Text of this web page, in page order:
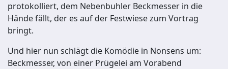
protokolliert, dem Nebenbuhler Beckmesser in die
Hände fällt, der es auf der Festwiese zum Vortrag
bringt.
Und hier nun schlägt die Komödie in Nonsens um:
Beckmesser, von einer Prügelei am Vorabend